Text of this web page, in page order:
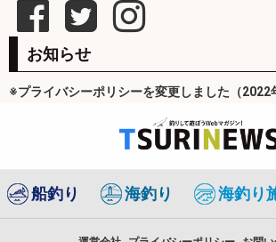
お知らせ
※プライバシーポリシーを変更しました（2022
船釣り 海釣り 海釣り